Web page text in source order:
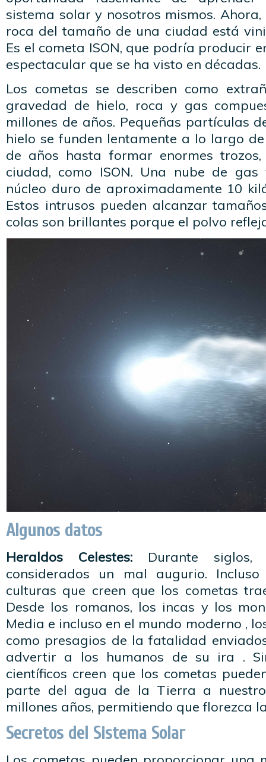
sistema solar y nosotros mismos.
roca del tamaño de una ciudad está
Es el cometa ISON, que podría producir
espectacular que se ha visto en décadas.
Los cometas se describen como
gravedad de hielo, roca y gas
millones de años. Pequeñas partículas
hielo se funden lentamente a lo largo
de años hasta formar enormes
ciudad, como ISON. Una nube de
núcleo duro de aproximadamente 10
Estos intrusos pueden alcanzar
colas son brillantes porque el polvo
Algunos datos
Heraldos Celestes:Durante siglos,
considerados un mal augurio.
culturas que creen que los cometas
Desde los romanos, los incas y los
Media e incluso en el mundo moderno ,
como presagios de la fatalidad
advertir a los humanos de su ira .
científicos creen que los cometas
parte del agua de la Tierra a
millones años, permitiendo que florezca
Secretos del Sistema Solar